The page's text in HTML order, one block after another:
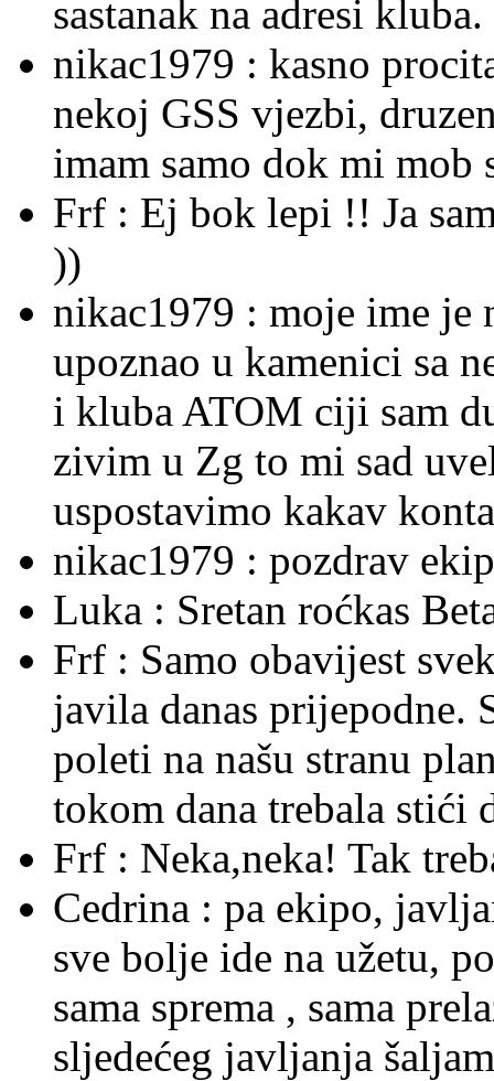
sastanak na adresi kluba.
nikac1979 : kasno
nekoj GSS vjezbi,
imam samo dok mi mob
Frf : Ej bok lepi !! Ja
))
nikac1979 : moje ime je
upoznao u kamenici sa
i kluba ATOM ciji sam
zivim u Zg to mi sad
uspostavimo kakav
nikac1979 : pozdrav
Luka : Sretan roćkas
Frf : Samo obavijest
javila danas prijepodne.
poleti na našu stranu
tokom dana trebala stići
Frf : Neka,neka! Tak
Cedrina : pa ekipo,
sve bolje ide na užetu,
sama sprema , sama
sljedećeg javljanja